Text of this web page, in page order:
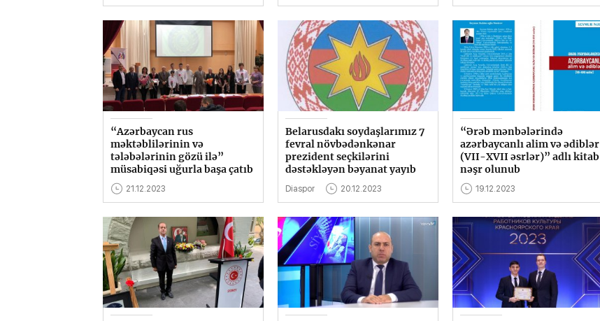
“Azərbaycan rus
məktəblilərinin və
tələbələrinin gözü ilə”
müsabiqəsi uğurla başa çatıb
21.12.2023
Belarusdakı soydaşlarımız 7
fevral növbədənkənar
prezident seçkilərini
dəstəkləyən bəyanat yayıb
Diaspor 20.12.2023
“Ərəb mənbələrində
azərbaycanlı alim və ədiblər
(VII-XVII əsrlər)” adlı kitab
nəşr olunub
19.12.2023